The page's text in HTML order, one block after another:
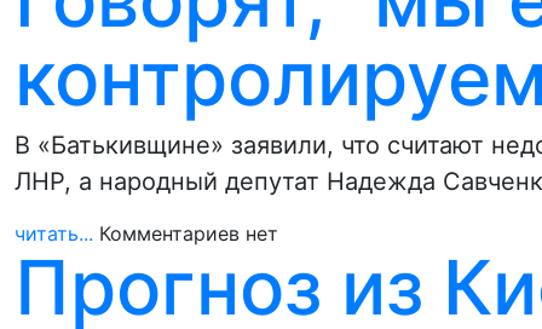
В «Батькивщине» заявили, что считают
ЛНР, а народный депутат Надежда
читать... Комментариев нет
Прогноз из